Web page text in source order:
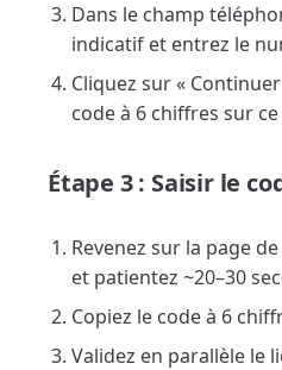
Dans le champ
indicatif et entrez le
Cliquez sur «
code à 6 chiffres sur
Étape 3 : Saisir le
Revenez sur la page
et patientez ~20–30
Copiez le code à 6
Validez en parallèle le